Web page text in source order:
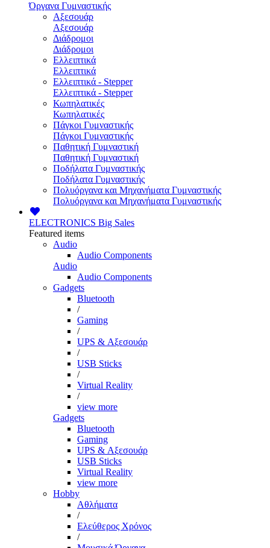
Όργανα Γυμναστικής
Αξεσουάρ
Αξεσουάρ
Διάδρομοι
Διάδρομοι
Ελλειπτικά
Ελλειπτικά
Ελλειπτικά - Stepper
Ελλειπτικά - Stepper
Κωπηλατικές
Κωπηλατικές
Πάγκοι Γυμναστικής
Πάγκοι Γυμναστικής
Παθητική Γυμναστική
Παθητική Γυμναστική
Ποδήλατα Γυμναστικής
Ποδήλατα Γυμναστικής
Πολυόργανα και Μηχανήματα Γυμναστικής
Πολυόργανα και Μηχανήματα Γυμναστικής
ELECTRONICS Big Sales
Featured items
Audio
Audio Components
Audio
Audio Components
Gadgets
Bluetooth
/
Gaming
/
UPS & Αξεσουάρ
/
USB Sticks
/
Virtual Reality
/
view more
Gadgets
Bluetooth
Gaming
UPS & Αξεσουάρ
USB Sticks
Virtual Reality
view more
Hobby
Αθλήματα
/
Ελεύθερος Χρόνος
/